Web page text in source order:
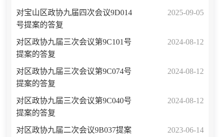
2025-09-05
对宝山区政协九届四次会议9D014
号提案的答复
2024-08-12
对区政协九届三次会议第9C101号
提案的答复
2024-08-12
对区政协九届三次会议第9C074号
提案的答复
2024-08-12
对区政协九届三次会议第9C040号
提案的答复
2023-06-14
对区政协九届二次会议9B037提案